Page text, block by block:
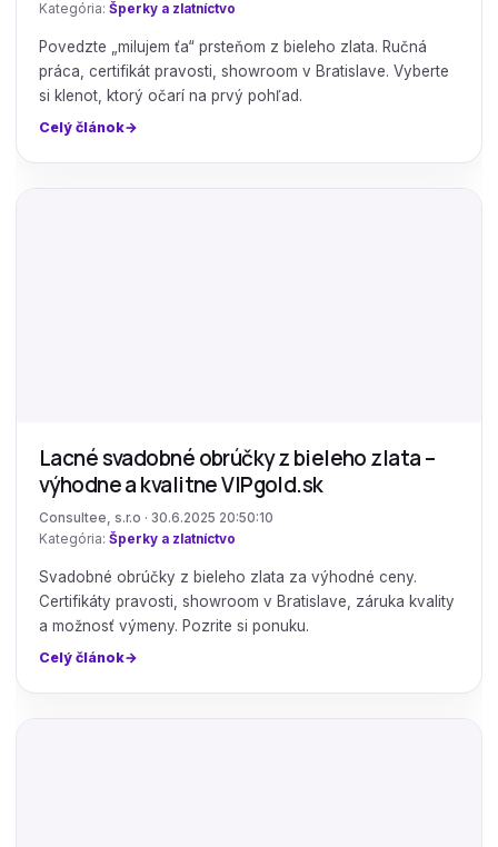
Kategória: Šperky a zlatníctvo
Povedzte „milujem ťa“ prsteňom z bieleho zlata. Ručná
práca, certifikát pravosti, showroom v Bratislave. Vyberte
si klenot, ktorý očarí na prvý pohľad.
Celý článok
Lacné svadobné obrúčky z bieleho zlata –
výhodne a kvalitne VIPgold.sk
Consultee, s.r.o · 30.6.2025 20:50:10
Kategória: Šperky a zlatníctvo
Svadobné obrúčky z bieleho zlata za výhodné ceny.
Certifikáty pravosti, showroom v Bratislave, záruka kvality
a možnosť výmeny. Pozrite si ponuku.
Celý článok